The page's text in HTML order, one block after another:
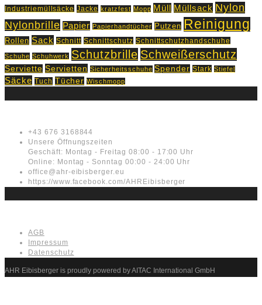
Industriemüllsäcke Jacke kratzfest Mopp Müll Müllsack Nylon
Nylonbrille Papier Papierhandtücher Putzen Reinigung
Rollen Sack Schnitt Schnittschutz Schnittschutzhandschuhe
Schuhe Schuhwerk Schutzbrille Schweißerschutz
Serviette Servietten Sicherheitsschuhe Spender Stark Stiefel
Säcke Tuch Tücher Wischmopp
+43 676 3168844
Unsere Öffnungszeiten
Geschäft: Montag - Freitag 08:00 - 17:00 Uhr
Online: Montag - Sonntag 00:00 - 24:00 Uhr
office@ahr-eibisberger.eu
https://www.facebook.com/AHREibisberger
AGB
Impressum
Datenschutz
AHR Eibisberger is proudly powered by AITAC International GmbH